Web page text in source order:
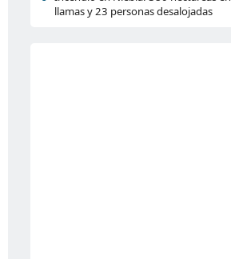
llamas y 23 personas desalojadas